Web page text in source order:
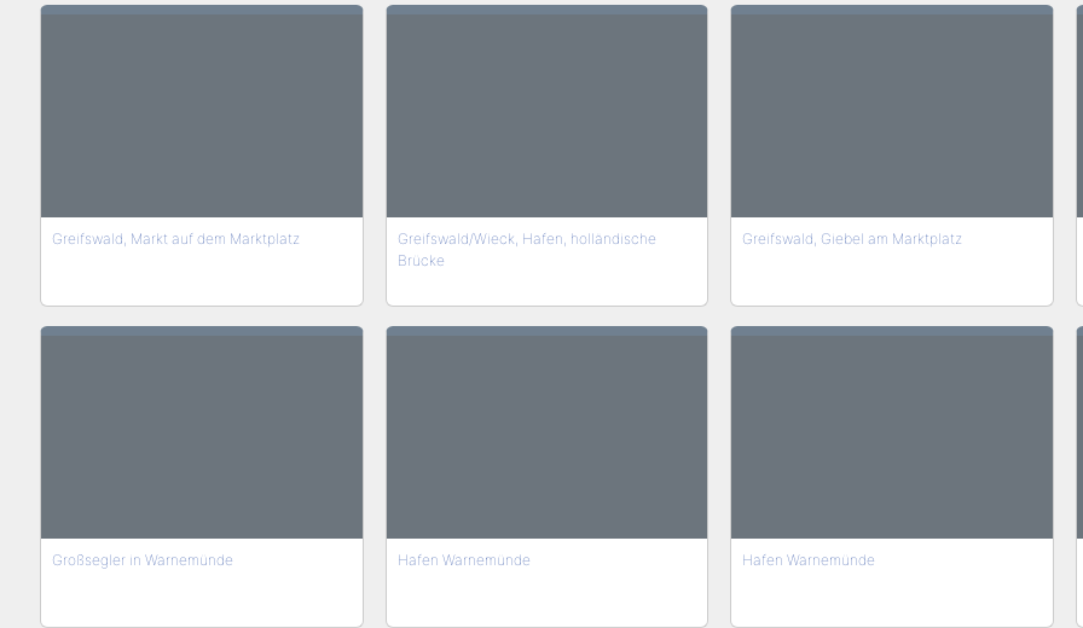
Greifswald, Markt auf dem Marktplatz
Greifswald/Wieck, Hafen, holländische
Brücke
Greifswald, Giebel am Marktplatz
Großsegler in Warnemünde Hafen Warnemünde Hafen Warnemünde